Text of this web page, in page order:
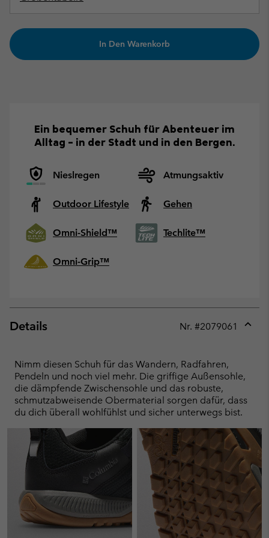
In Den Warenkorb
Ein bequemer Schuh für Abenteuer im
Alltag – in der Stadt und in den Bergen.
Nieslregen Atmungsaktiv
Outdoor Lifestyle Gehen
Omni-Shield™ Techlite™
Omni-Grip™
Details Nr. #2079061
Nimm diesen Schuh für das Wandern, Radfahren,
Pendeln und noch viel mehr. Die griffige Außensohle,
die dämpfende Zwischensohle und das robuste,
schmutzabweisende Obermaterial sorgen dafür, dass
du dich überall wohlfühlst und sicher unterwegs bist.